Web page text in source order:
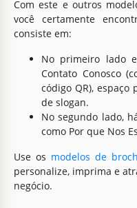
Com este e outros
você certamente
consiste em:
No primeiro lado
Contato Conosco
código QR), espaço
de slogan.
No segundo lado,
como Por que Nos
Use os modelos de
personalize, imprima e
negócio.